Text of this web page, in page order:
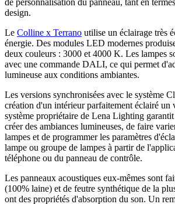
design.
Le Colline x Terrano utilise un éclairage très
énergie. Des modules LED modernes
deux couleurs : 3000 et 4000 K. Les lampes
avec une commande DALI, ce qui permet
lumineuse aux conditions ambiantes.
Les versions synchronisées avec le système
création d'un intérieur parfaitement éclairé un
système propriétaire de Lena Lighting
créer des ambiances lumineuses, de faire
lampes et de programmer les paramètres
lampe ou groupe de lampes à partir de
téléphone ou du panneau de contrôle.
Les panneaux acoustiques eux-mêmes sont
(100% laine) et de feutre synthétique de la
ont des propriétés d'absorption du son. Un